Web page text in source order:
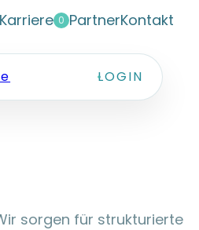
Karriere 0 PartnerKontakt
LOGIN
sorgen für strukturierte